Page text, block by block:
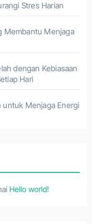
Stres Harian
Membantu Menjaga
dengan Kebiasaan
Hari
untuk Menjaga Energi
Hello world!